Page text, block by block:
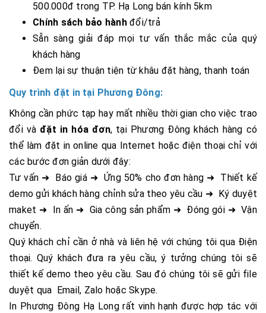
500.000đ trong TP. Hạ Long bán kính 5km
Chính sách bảo hànhđổi/trả
Sẵn sàng giải đáp mọi tư vấn thắc mắc của quý
khách hàng
Đem lại sự thuận tiện từ khâu đặt hàng, thanh toán
Quy trình đặt in tại Phương Đông:
Không cần phức tạp hay mất nhiều thời gian cho việc trao
đổi và đặt in hóa đơn, tại Phương Đông khách hàng có
thể làm đặt in online qua Internet hoặc điện thoại chỉ với
các bước đơn giản dưới đây:
Tư vấn ➜ Báo giá ➜ Ứng 50% cho đơn hàng ➜ Thiết kế
demo gửi khách hàng chỉnh sửa theo yêu cầu ➜ Ký duyệt
maket ➜ In ấn ➜ Gia công sản phẩm ➜ Đóng gói ➜ Vận
chuyển.
Quý khách chỉ cần ở nhà và liên hệ với chúng tôi qua Điện
thoại. Quý khách đưa ra yêu cầu, ý tưởng chúng tôi sẽ
thiết kế demo theo yêu cầu. Sau đó chúng tôi sẽ gửi file
duyệt qua Email, Zalo hoặc Skype.
In Phương Đông Hạ Long rất vinh hạnh được hợp tác với